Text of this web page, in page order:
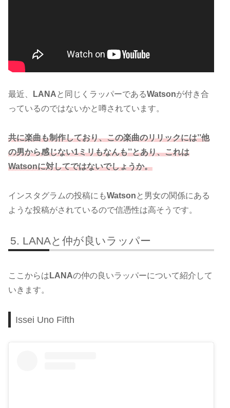
最近、 LANA と同じくラッパーであるWatsonが付き合
っているのではないかと噂されています。
共に楽曲も制作しており、この楽曲のリリックには’’他
の男から感じない1ミリもなんも’’とあり、これは
Watsonに対してではないでしょうか。
インスタグラムの投稿にもWatson と男女の関係にある
ような投稿がされているので信憑性は高そうです。
LANAと仲が良いラッパー
ここからは LANAの仲の良いラッパーについて紹介して
いきます。
Issei Uno Fifth